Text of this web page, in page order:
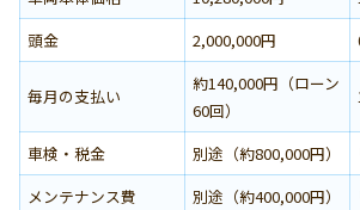
頭金
2,000,000円
毎月の支払い
約140,000円（ローン
60回）
車検・税金 別途（約800,000円）
メンテナンス費
別途（約400,000円）